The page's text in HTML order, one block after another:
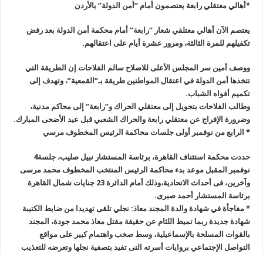
*أهالي معتقلي رابعة يعتصمون أمام ”أمن الدولة” بالأردن
يعتصم الآن أهالي معتلقي شعار “رابعة” أمام محكمة أمن الدولة بعد رفض
تكفيلهم للمرة الثالثة، ومرور عشرة أيام على اعتقالهم.
ووصف أمين سر المجلس الأعلى للاصلاح سالم الفلاحات إن الطريقة التي
تتخذها أمن الدولة في اعتقال المواطنين طريقة بـ”القمعية”، وتهدف إلى
تكميم أفواه الشباب.
وطالب الفلاحات بتحويل إلى معتقلي الحراك و”رابعة” إلى محاكم مدنية،
وضرورة الإفراج عن معتقلي رابعة والحراك الشعبي قبل عيد الأضحى المبارك.
* الرابع من نوفمبر أولى جلسات محاكمة الرئيس المخطوف مرسي
حددت محكمة استئناف القاهرة، برئاسة المستشار نبيل صليب، جلسة4
نوفمبر المقبل موعد بدء محاكمة الرئيس المنتخب المخطوف محمد مرسى
وآخرين، فى أحداث الاتحادية،وذلك أمام الدائرة 23 جنايات شمال القاهرة
برئاسة المستشار أحمد صبرى.
* مفاجأة في شهادة والدة المجند معاذ: نجلي تلقى تهديدا من ضابط الكتيبة
شهادة جديدة ربما تميط اللثام عن حقيقة مقتل معاذ محمد جودة، المجند
بالقوات المسلحة بالإسماعيلية، وسط صخب واهتمام كبير على مواقع
التواصل الإجتماعي بروايات أسرته التى تفيد بتصفية نجلها وتعرضه للتعذيب